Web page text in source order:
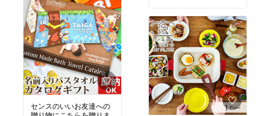
センスのいいお友達への